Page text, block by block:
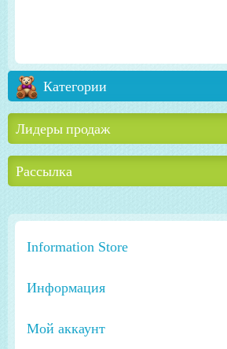
Категории
Лидеры продаж
Рассылка
Information Store
Информация
Мой аккаунт